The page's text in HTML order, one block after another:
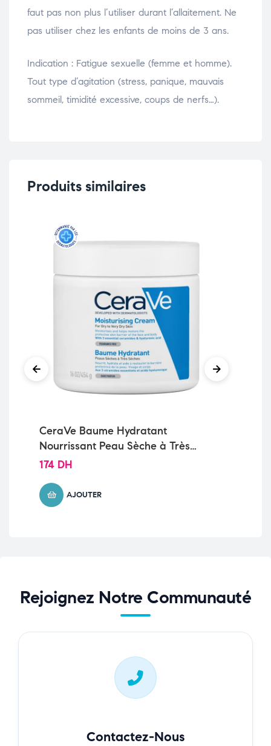
faut pas non plus l’utiliser durant l’allaitement. Ne
pas utiliser chez les enfants de moins de 3 ans.
Indication : Fatigue sexuelle (femme et homme).
Tout type d’agitation (stress, panique, mauvais
sommeil, timidité excessive, coups de nerfs…).
Produits similaires
CeraVe Baume Hydratant
Nourrissant Peau Sèche à Très
Sèche | 454g
174 DH
AJOUTER
Rejoignez Notre Communauté
Contactez-Nous